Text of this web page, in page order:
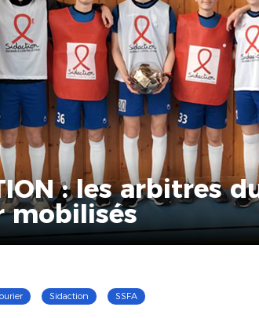
: les arbitres
mobilisés
Sidaction SSFA